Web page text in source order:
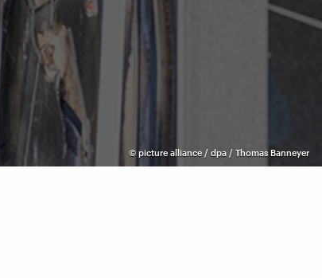
© picture alliance / dpa / Thomas Banneyer